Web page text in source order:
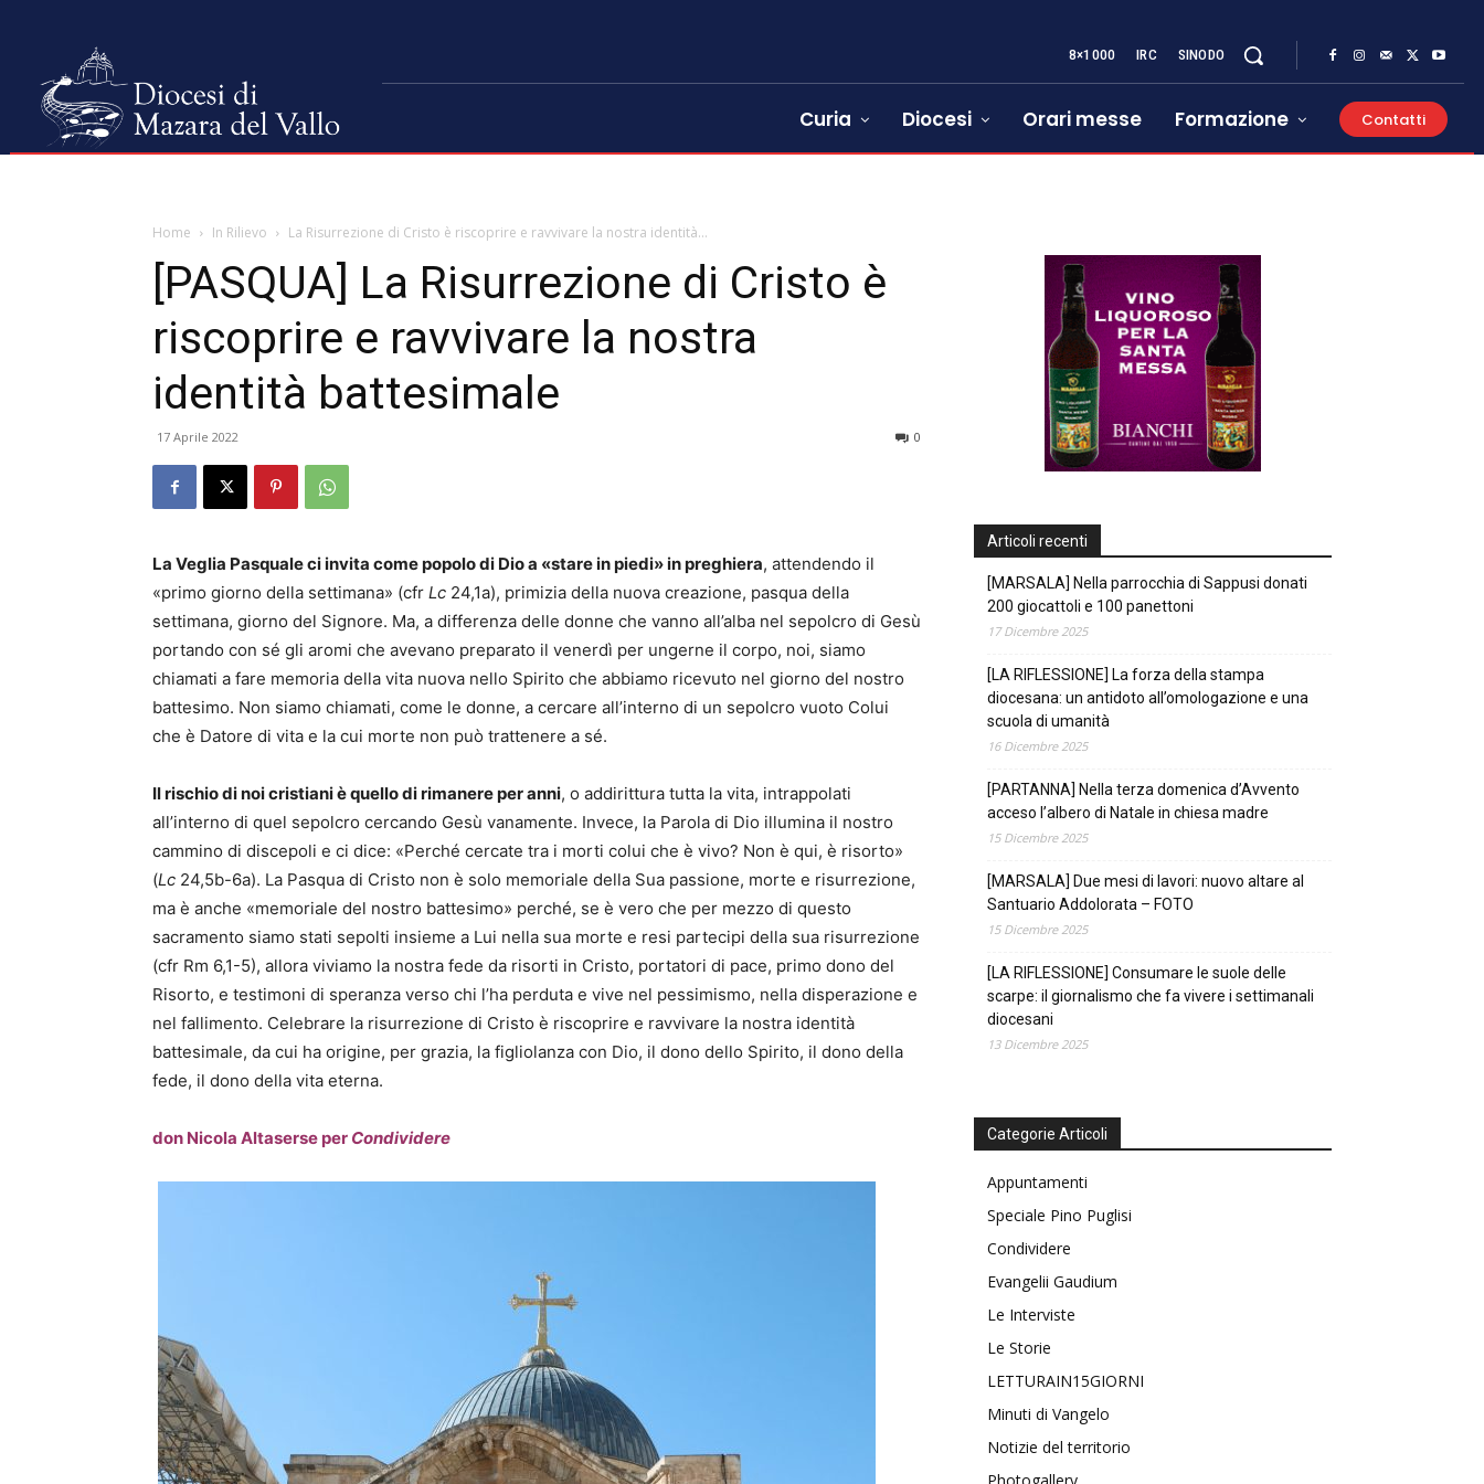
8×1000 IRC SINODO
Curia Diocesi Orari messe Formazione Contatti
Home In Rilievo La Risurrezione di Cristo è riscoprire e ravvivare la nostra identità...
[PASQUA] La Risurrezione di Cristo è
riscoprire e ravvivare la nostra
identità battesimale
17 Aprile 2022 0
La Veglia Pasquale ci invita come popolo di Dio a «stare in piedi» in preghiera, attendendo il
«primo giorno della settimana» (cfr Lc 24,1a), primizia della nuova creazione, pasqua della
settimana, giorno del Signore. Ma, a differenza delle donne che vanno all’alba nel sepolcro di Gesù
portando con sé gli aromi che avevano preparato il venerdì per ungerne il corpo, noi, siamo
chiamati a fare memoria della vita nuova nello Spirito che abbiamo ricevuto nel giorno del nostro
battesimo. Non siamo chiamati, come le donne, a cercare all’interno di un sepolcro vuoto Colui
che è Datore di vita e la cui morte non può trattenere a sé.
Il rischio di noi cristiani è quello di rimanere per anni, o addirittura tutta la vita, intrappolati
all’interno di quel sepolcro cercando Gesù vanamente. Invece, la Parola di Dio illumina il nostro
cammino di discepoli e ci dice: «Perché cercate tra i morti colui che è vivo? Non è qui, è risorto»
(Lc 24,5b-6a). La Pasqua di Cristo non è solo memoriale della Sua passione, morte e risurrezione,
ma è anche «memoriale del nostro battesimo» perché, se è vero che per mezzo di questo
sacramento siamo stati sepolti insieme a Lui nella sua morte e resi partecipi della sua risurrezione
(cfr Rm 6,1-5), allora viviamo la nostra fede da risorti in Cristo, portatori di pace, primo dono del
Risorto, e testimoni di speranza verso chi l’ha perduta e vive nel pessimismo, nella disperazione e
nel fallimento. Celebrare la risurrezione di Cristo è riscoprire e ravvivare la nostra identità
battesimale, da cui ha origine, per grazia, la figliolanza con Dio, il dono dello Spirito, il dono della
fede, il dono della vita eterna.
don Nicola Altaserse per Condividere
Articoli recenti
[MARSALA] Nella parrocchia di Sappusi donati
200 giocattoli e 100 panettoni
17 Dicembre 2025
[LA RIFLESSIONE] La forza della stampa
diocesana: un antidoto all’omologazione e una
scuola di umanità
16 Dicembre 2025
[PARTANNA] Nella terza domenica d’Avvento
acceso l’albero di Natale in chiesa madre
15 Dicembre 2025
[MARSALA] Due mesi di lavori: nuovo altare al
Santuario Addolorata – FOTO
15 Dicembre 2025
[LA RIFLESSIONE] Consumare le suole delle
scarpe: il giornalismo che fa vivere i settimanali
diocesani
13 Dicembre 2025
Categorie Articoli
Appuntamenti
Speciale Pino Puglisi
Condividere
Evangelii Gaudium
Le Interviste
Le Storie
LETTURAIN15GIORNI
Minuti di Vangelo
Notizie del territorio